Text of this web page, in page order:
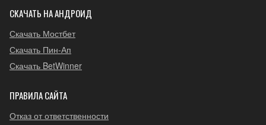
СКАЧАТЬ НА АНДРОИД
Скачать Мостбет
Скачать Пин-Ап
Скачать BetWinner
ПРАВИЛА САЙТА
Отказ от ответственности